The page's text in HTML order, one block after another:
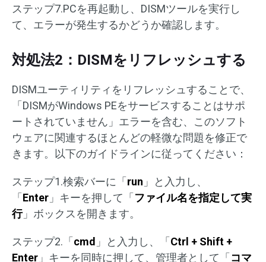
ステップ7.PCを再起動し、DISMツールを実行し
て、エラーが発生するかどうか確認します。
対処法2：DISMをリフレッシュする
DISMユーティリティをリフレッシュすることで、
「DISMがWindows PEをサービスすることはサポ
ートされていません」エラーを含む、このソフト
ウェアに関連するほとんどの軽微な問題を修正で
きます。以下のガイドラインに従ってください：
ステップ1.検索バーに「 run 」と入力し、
「 Enter 」キーを押して「 ファイル名を指定して実
行」ボックスを開きます。
ステップ2.「 cmd 」と入力し、「 Ctrl + Shift +
Enter 」キーを同時に押して、管理者として「 コマ